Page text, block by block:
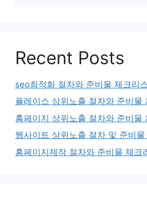
Recent Posts
seo최적화 절차와 준비물 체크리
플레이스 상위노출 절차와 준비물
홈페이지 상위노출 절차와 준비물
웹사이트 상위노출 절차 및 준비
홈페이지제작 절차와 준비물 체크